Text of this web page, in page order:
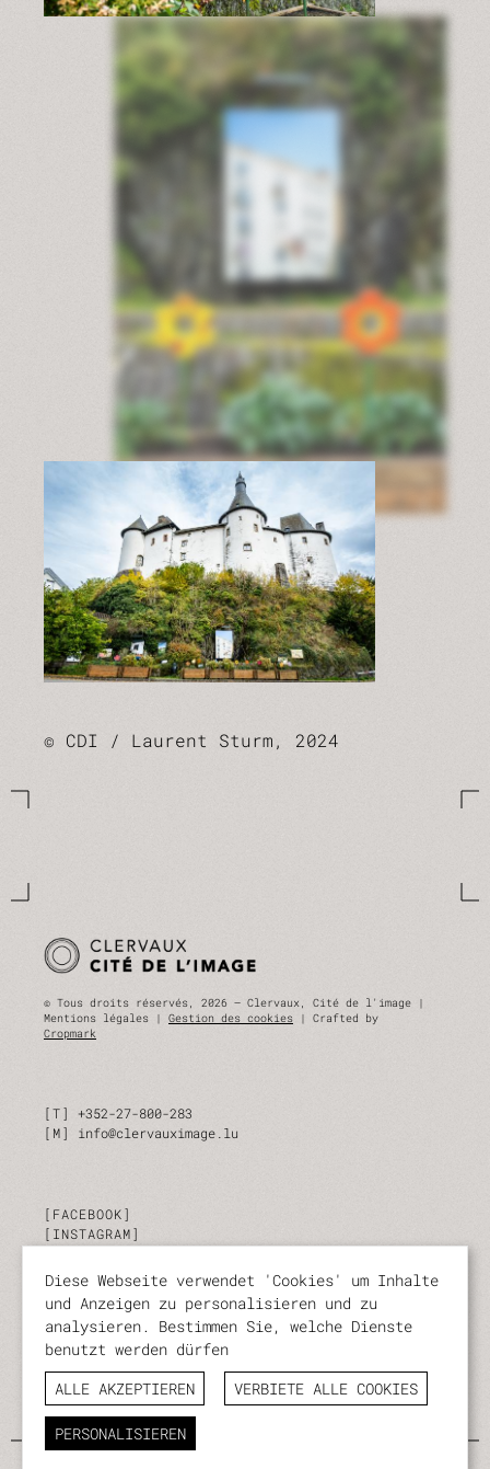
© CDI / Laurent Sturm, 2024
© Tous droits réservés, 2026 — Clervaux, Cité de l'image |
Mentions légales | Gestion des cookies | Crafted by
Cropmark
T
+352-27-800-283
M
info@clervauximage.lu
FACEBOOK
INSTAGRAM
ABONNIEREN SIE UNSEREN NEWSLETTER
Bleiben Sie jederzeit über unsere Aktivitäten und
Veranstaltungen auf dem Laufenden.
ABONNIEREN
Diese Webseite verwendet 'Cookies' um Inhalte
und Anzeigen zu personalisieren und zu
analysieren. Bestimmen Sie, welche Dienste
benutzt werden dürfen
ALLE AKZEPTIEREN
VERBIETE ALLE COOKIES
PERSONALISIEREN